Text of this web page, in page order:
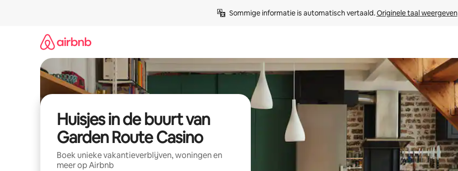
Sommige informatie is automatisch vertaald. Originele taal weergeven
Huisjes in de buurt van
Garden Route Casino
Boek unieke vakantieverblijven, woningen en
meer op Airbnb